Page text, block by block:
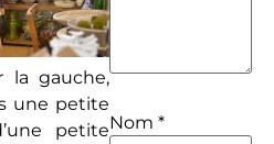
la gauche,
une petite
petiteNom*